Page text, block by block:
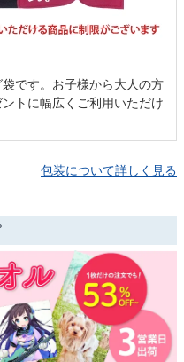
です。お子様から大人の方
トに幅広くご利用いただけ
包装について詳しく見る